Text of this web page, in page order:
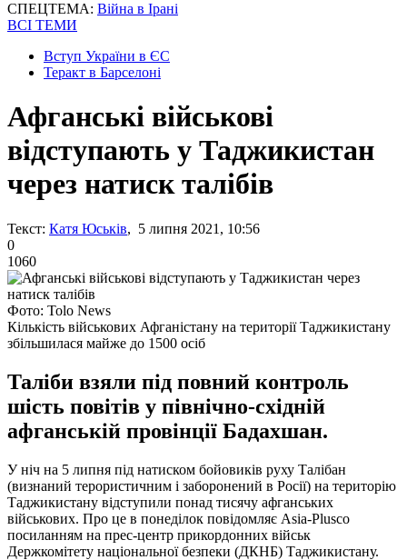
СПЕЦТЕМА: Війна в Ірані
ВСІ ТЕМИ
Вступ України в ЄС
Теракт в Барселоні
Афганські військові
відступають у Таджикистан
через натиск талібів
Текст: Катя Юськів, 5 липня 2021, 10:56
0
1060
Фото: Tolo News
Кількість військових Афганістану на території Таджикистану
збільшилася майже до 1500 осіб
Таліби взяли під повний контроль
шість повітів у північно-східній
афганській провінції Бадахшан.
У ніч на 5 липня під натиском бойовиків руху Талібан
(визнаний терористичним і заборонений в Росії) на територію
Таджикистану відступили понад тисячу афганських
військових. Про це в понеділок повідомляє Asia-Plusсо
посиланням на прес-центр прикордонних військ
Держкомітету національної безпеки (ДКНБ) Таджикистану.